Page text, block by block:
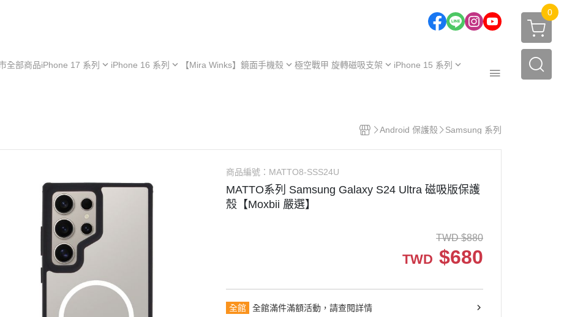
0
全部商品iPhone 17 系列 iPhone 16 系列 【Mira Winks】鏡面手機殼 極空戰甲 旋轉磁吸支架 iPhone 15 系列
iPhone 15 Pro
Android 保護殼
極空戰甲｜福利品
Android 保護殼 Samsung 系列
商品編號： MATTO8-SSS24U
MATTO系列 Samsung Galaxy S24 Ultra 磁吸版保護
殼【Moxbii 嚴選】
TWD $880
TWD $680
全館 全館滿件滿額活動，請查閱詳情